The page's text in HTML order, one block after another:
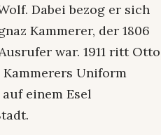
Dabei bezog er sich
Kammerer, der 1806
war. 1911 ritt Otto
Uniform
einem Esel